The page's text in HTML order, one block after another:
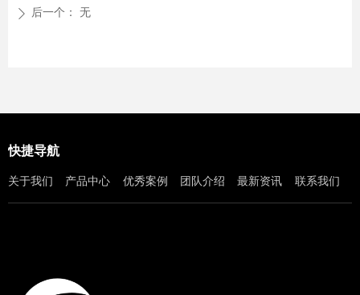
ꄲ 后一个： 无
快捷导航
关于我们 产品中心 优秀案例 团队介绍 最新资讯 联系我们